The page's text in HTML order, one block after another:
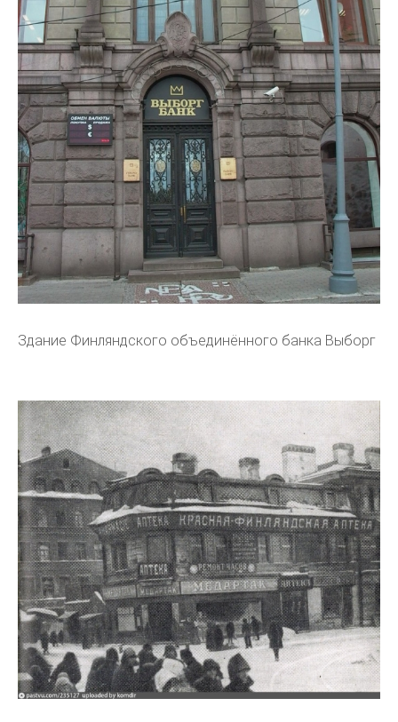
Здание Финляндского объединённого банка Выборг